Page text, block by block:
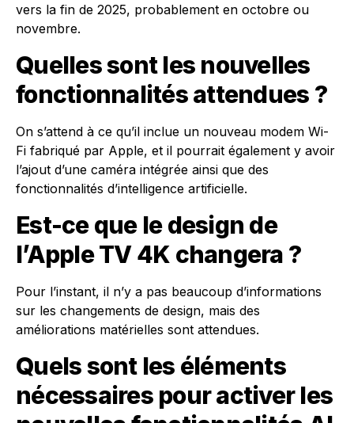
vers la fin de 2025, probablement en octobre ou
novembre.
Quelles sont les nouvelles
fonctionnalités attendues ?
On s’attend à ce qu’il inclue un nouveau modem Wi-
Fi fabriqué par Apple, et il pourrait également y avoir
l’ajout d’une caméra intégrée ainsi que des
fonctionnalités d’intelligence artificielle.
Est-ce que le design de
l’Apple TV 4K changera ?
Pour l’instant, il n’y a pas beaucoup d’informations
sur les changements de design, mais des
améliorations matérielles sont attendues.
Quels sont les éléments
nécessaires pour activer les